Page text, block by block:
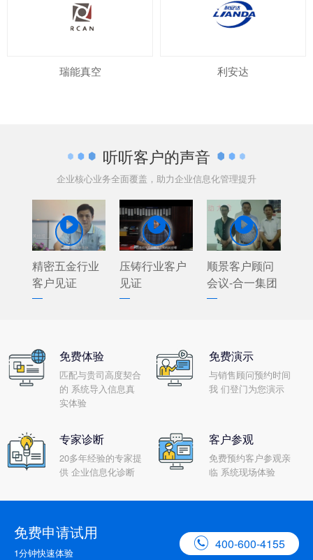
瑞能真空 利安达
听听客户的声音
企业核心业务全面覆盖，助力企业信息化管理提升

精密五金行业
客户见证

压铸行业客户
见证

顺景客户顾问
会议-合一集团
免费体验
匹配与贵司高度契合
的 系统导入信息真
实体验
免费演示
与销售顾问预约时间
我 们登门为您演示
专家诊断
20多年经验的专家提
供 企业信息化诊断
客户参观
免费预约客户参观亲
临 系统现场体验
免费申请试用
1分钟快速体验
 400-600-4155